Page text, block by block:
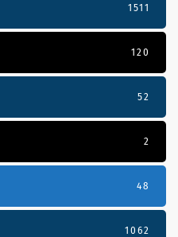
1511
120
52
2
48
1062